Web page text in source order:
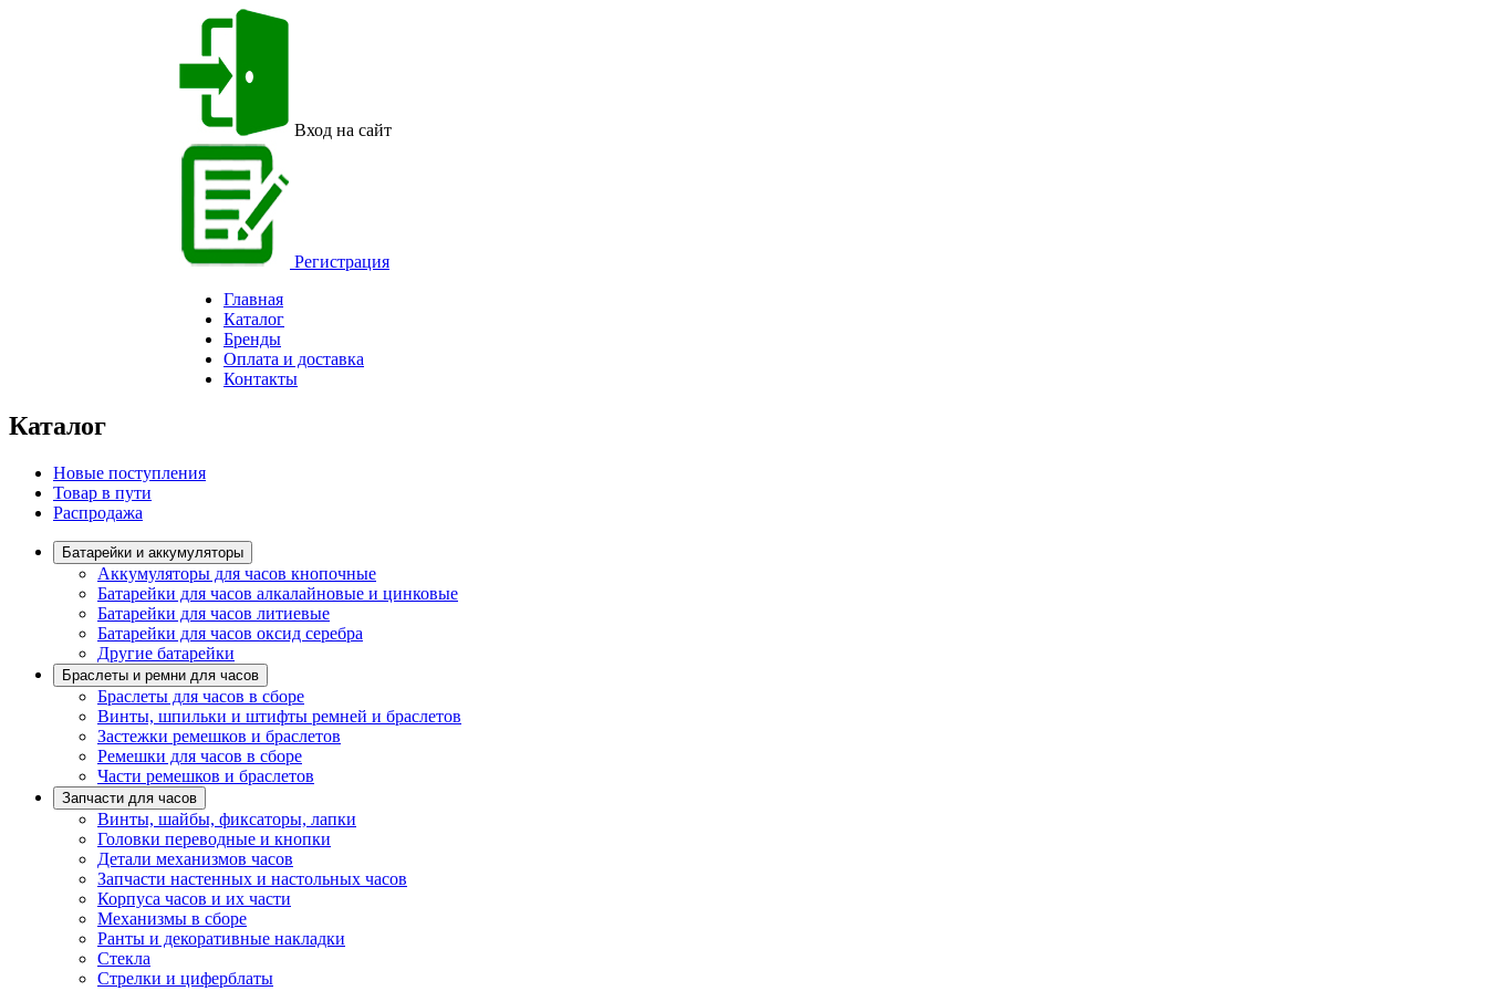
Вход на сайт
Регистрация
Главная
Каталог
Бренды
Оплата и доставка
Контакты
Каталог
Новые поступления
Товар в пути
Распродажа
Батарейки и аккумуляторы
Аккумуляторы для часов кнопочные
Батарейки для часов алкалайновые и цинковые
Батарейки для часов литиевые
Батарейки для часов оксид серебра
Другие батарейки
Браслеты и ремни для часов
Браслеты для часов в сборе
Винты, шпильки и штифты ремней и браслетов
Застежки ремешков и браслетов
Ремешки для часов в сборе
Части ремешков и браслетов
Запчасти для часов
Винты, шайбы, фиксаторы, лапки
Головки переводные и кнопки
Детали механизмов часов
Запчасти настенных и настольных часов
Корпуса часов и их части
Механизмы в сборе
Ранты и декоративные накладки
Стекла
Стрелки и циферблаты